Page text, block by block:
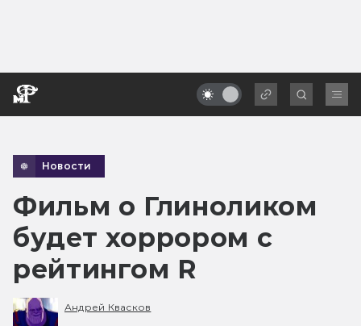
Новости
Фильм о Глиноликом
будет хоррором с
рейтингом R
Андрей Квасков